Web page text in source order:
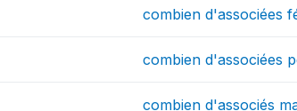
combien d'associées
combien d'associées
combien d'associés